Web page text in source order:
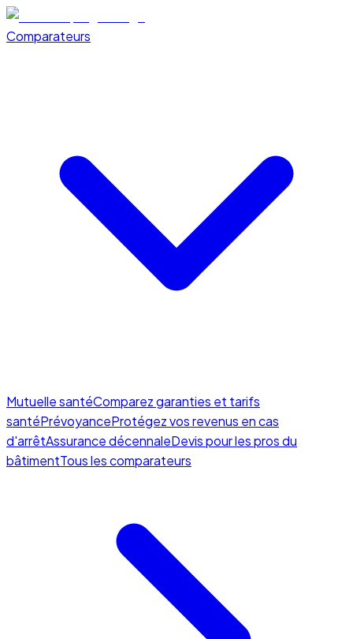
Comparateurs
Mutuelle santéComparez garanties et tarifs
santéPrévoyanceProtégez vos revenus en cas
d'arrêtAssurance décennaleDevis pour les pros du
bâtimentTous les comparateurs